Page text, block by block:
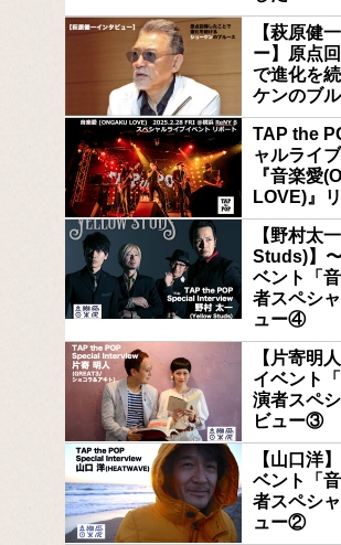
【萩原健
ー】原点
で進化を
ケンのブ
TAP the
ャルライ
『音楽愛
LOVE)』
【野村太
Studs)】
ベント「
者スペシ
ュー④
【片寄明
イベント
演者スペ
ビュー③
【山口洋
ベント「
者スペシ
ュー②